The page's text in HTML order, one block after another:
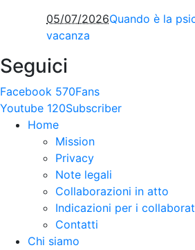
05/07/2026Quando è la
vacanza
Seguici
Facebook 570Fans
Youtube 120Subscriber
Home
Mission
Privacy
Note legali
Collaborazioni in atto
Indicazioni per i
Contatti
Chi siamo